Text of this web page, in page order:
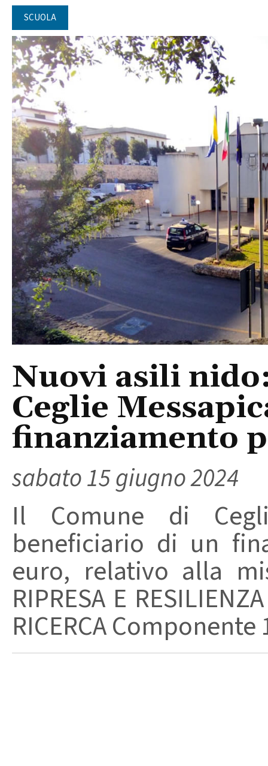
SCUOLA
Nuovi asili
Ceglie
finanziamento
sabato 15 giugno 2024
Il Comune di
beneficiario di un
euro, relativo alla
RIPRESA E
RICERCA